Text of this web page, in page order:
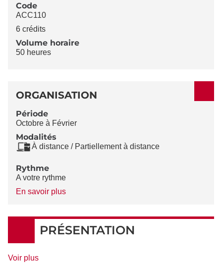
Code
ACC110
6 crédits
Volume horaire
50 heures
ORGANISATION
Période
Octobre à Février
Modalités
À distance / Partiellement à distance
Rythme
A votre rythme
En savoir plusà
Rythme
PRÉSENTATION
Voir plusde